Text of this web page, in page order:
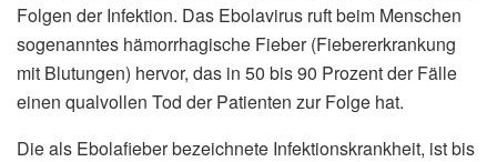
Folgen der Infektion. Das Ebolavirus ruft beim Menschen
sogenanntes hämorrhagische Fieber (Fiebererkrankung
mit Blutungen) hervor, das in 50 bis 90 Prozent der Fälle
einen qualvollen Tod der Patienten zur Folge hat.
Die als Ebolafieber bezeichnete Infektionskrankheit, ist bis